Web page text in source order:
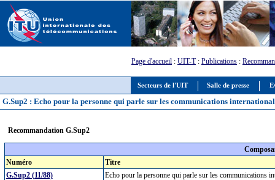
Secteurs de l'UIT Salle de presse
Page d'accueil : UIT-T: Publications :
G.Sup2 : Echo pour la personne qui parle sur les communications
Recommandation G.Sup2
Numéro
Titre
G.Sup2 (11/88)
Echo pour la personne qui parle sur les communications